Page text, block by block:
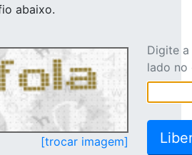
abaixo.
[trocar imagem]
Digite
lado no